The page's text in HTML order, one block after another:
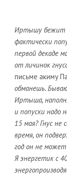
Иртышу бежит
фактически
первой декаде
от личинок
письме акиму
обманешь.
Иртыша,
и попуски надо
15 мая? Гнус
время, он
год он не
Я энергетик с